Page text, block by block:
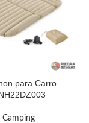
para Carro
Camping